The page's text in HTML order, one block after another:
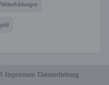
Weiterbildungen
Impressum Datenerhebung